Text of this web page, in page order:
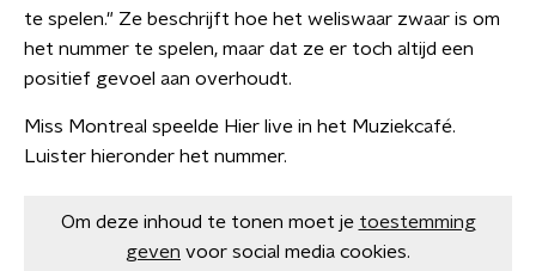
te spelen." Ze beschrijft hoe het weliswaar zwaar is om
het nummer te spelen, maar dat ze er toch altijd een
positief gevoel aan overhoudt.
Miss Montreal speelde Hier live in het Muziekcafé.
Luister hieronder het nummer.
Om deze inhoud te tonen moet je toestemming
geven voor social media cookies.